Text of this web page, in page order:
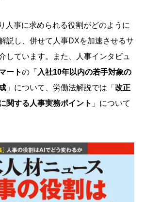
人事に求められる役割がどのように
説し、併せて人事DXを加速させるサ
しています。また、人事インタビュ
ートの「 入社10年以内の若手対象の
」について、労働法解説では「 改正
関する人事実務ポイント 」について